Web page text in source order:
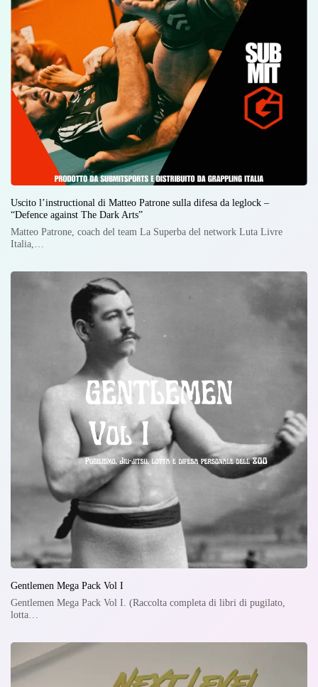
Uscito l’instructional di Matteo Patrone sulla difesa da leglock –
“Defence against The Dark Arts”
Matteo Patrone, coach del team La Superba del network Luta Livre
Italia,…
Gentlemen Mega Pack Vol I
Gentlemen Mega Pack Vol I. (Raccolta completa di libri di pugilato,
lotta…